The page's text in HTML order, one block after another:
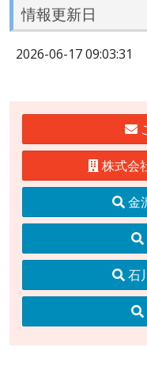
情報更新日
2026-06-17 09:03:31
株式会
金
石